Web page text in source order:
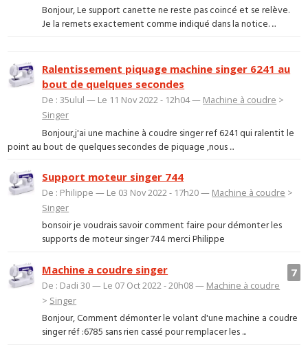
Bonjour, Le support canette ne reste pas coincé et se relève.
Je la remets exactement comme indiqué dans la notice. ...
Ralentissement piquage machine singer 6241 au
bout de quelques secondes
De : 35ulul — Le 11 Nov 2022 - 12h04 — Machine à coudre >
Singer
Bonjour,j'ai une machine à coudre singer ref 6241 qui ralentit le
point au bout de quelques secondes de piquage ,nous ...
Support moteur singer 744
De : Philippe — Le 03 Nov 2022 - 17h20 — Machine à coudre >
Singer
bonsoir je voudrais savoir comment faire pour démonter les
supports de moteur singer 744 merci Philippe
7
Machine a coudre singer
De : Dadi 30 — Le 07 Oct 2022 - 20h08 — Machine à coudre
> Singer
Bonjour, Comment démonter le volant d'une machine a coudre
singer réf :6785 sans rien cassé pour remplacer les ...